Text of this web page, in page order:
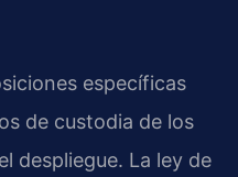
específicas
de custodia de los
despliegue. La ley de